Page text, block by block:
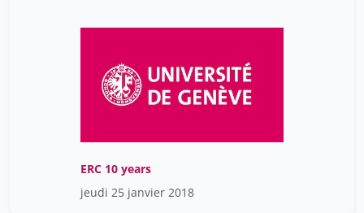
ERC 10 years
jeudi 25 janvier 2018